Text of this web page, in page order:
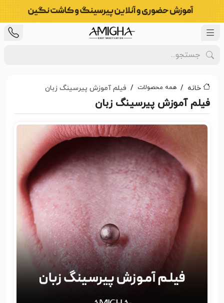
خانه همه محصولات فیلم آموزش پیرسینگ زبان
فیلم آموزش پیرسینگ زبان